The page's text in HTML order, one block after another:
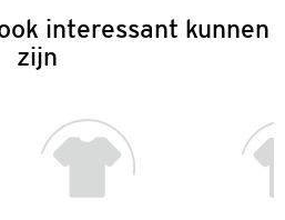
interessant kunnen
zijn